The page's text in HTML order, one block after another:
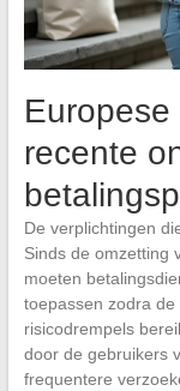
recente
De verplichtingen
Sinds de omzetting
moeten
toepassen zodra
risicodrempels
door de gebruikers
frequentere